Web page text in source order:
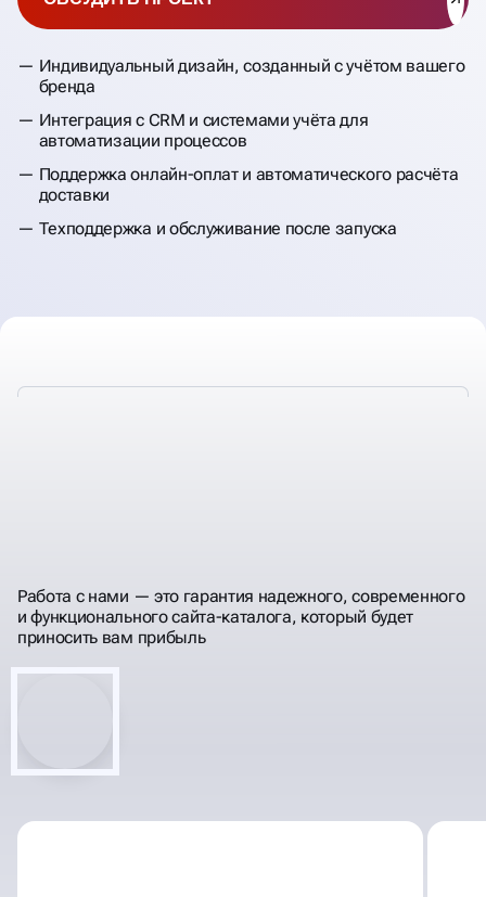
Индивидуальный дизайн, созданный с учётом вашего
бренда
Интеграция с CRM и системами учёта для
автоматизации процессов
Поддержка онлайн-оплат и автоматического расчёта
доставки
Техподдержка и обслуживание после запуска
ДЛЯ РОСТА ВАШЕГО
БИЗНЕСА
Работа с нами — это гарантия надежного, современного
и функционального сайта-каталога, который будет
приносить вам прибыль